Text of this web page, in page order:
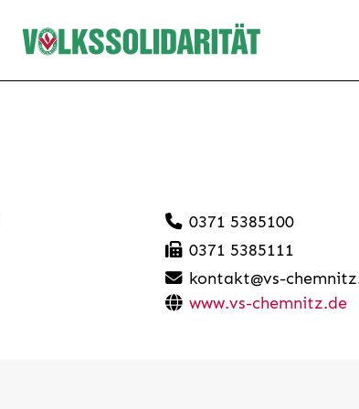
0371 5385100
0371 5385111
kontakt@vs-
www.vs-chemnitz.de